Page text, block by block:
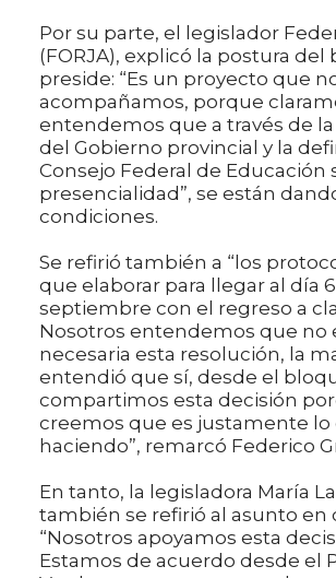
Por su parte, el legislador
(FORJA), explicó la postura
preside: “Es un proyecto que
acompañamos, porque
entendemos que a través de
del Gobierno provincial y la
Consejo Federal de Educación
presencialidad”, se están
condiciones.
Se refirió también a “los
que elaborar para llegar al día
septiembre con el regreso a
Nosotros entendemos que no
necesaria esta resolución, la
entendió que sí, desde el
compartimos esta decisión
creemos que es justamente lo
haciendo”, remarcó Federico
En tanto, la legisladora María
también se refirió al asunto en
“Nosotros apoyamos esta
Estamos de acuerdo desde el